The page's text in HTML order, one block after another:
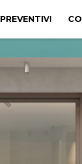
PREVENTIVI